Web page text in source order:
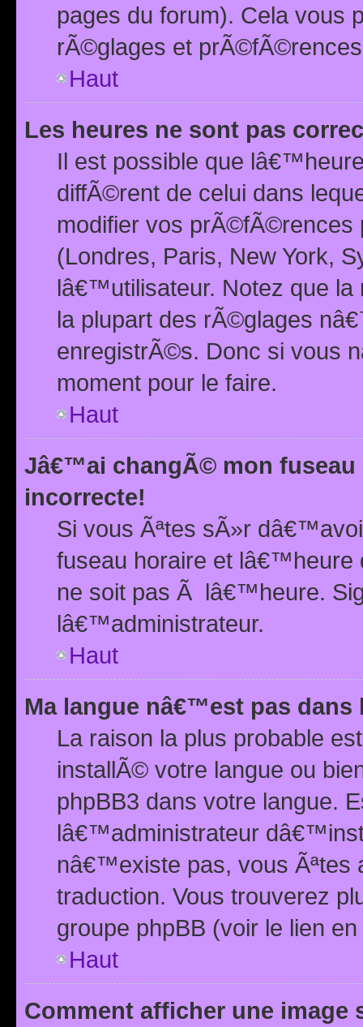
pages du forum). Cela vous
rÃ©glages et
Haut
Les heures ne sont pas
Il est possible que
diffÃ©rent de celui dans
modifier vos prÃ©fÃ©rences
(Londres, Paris, New York,
lâ€™utilisateur. Notez que la
la plupart des rÃ©glages
enregistrÃ©s. Donc si vous
moment pour le faire.
Haut
Jâ€™ai changÃ© mon
incorrecte!
Si vous Ãªtes sÃ»r
fuseau horaire et
ne soit pas Ã lâ€™heure.
lâ€™administrateur.
Haut
Ma langue nâ€™est pas dans
La raison la plus probable
installÃ© votre langue ou
phpBB3 dans votre langue.
lâ€™administrateur
nâ€™existe pas, vous Ãªtes
traduction. Vous trouverez
groupe phpBB (voir le lien
Haut
Comment afficher une image